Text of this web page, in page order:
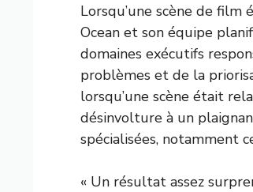
Lorsqu’une scène de
Ocean et son équipe
domaines exécutifs
problèmes et de la
lorsqu’une scène était
désinvolture à un
spécialisées, notamment
« Un résultat assez